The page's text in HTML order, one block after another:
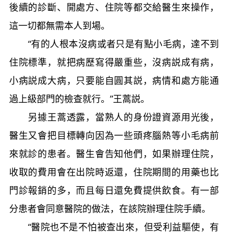
後續的診斷、開處方、住院等都交給醫生來操作，
這一切都無需本人到場。
“有的人根本沒病或者只是有點小毛病，達不到
住院標準，就把病歷寫得嚴重些，沒病説成有病，
小病説成大病，只要能自圓其説，病情和處方能通
過上級部門的檢查就行。”王蒿説。
另據王蒿透露，當熟人的身份證資源用光後，
醫生又會把目標轉向因為一些頭疼腦熱等小毛病前
來就診的患者。醫生會告知他們，如果辦理住院，
收取的費用會在出院時返還，住院期間的用藥也比
門診報銷的多，而且每日還免費提供飲食。有一部
分患者會同意醫院的做法，在該院辦理住院手續。
“醫院也不是不怕被查出來，但受利益驅使，有